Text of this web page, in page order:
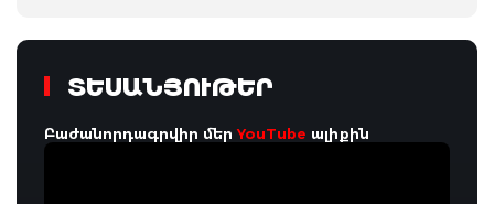
ՏԵՍԱՆՅՈՒԹԵՐ
Բաժանորդագրվիր մերYouTube ալիքին